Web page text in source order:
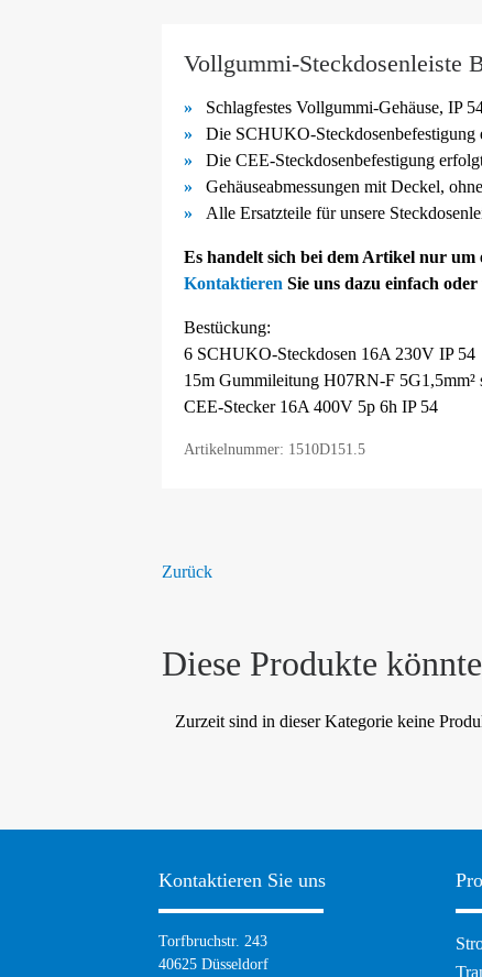
Vollgummi-Steckdosenleiste
Schlagfestes Vollgummi-Gehäuse, IP
Die SCHUKO-
Die CEE-Steckdosenbefestigung
Gehäuseabmessungen mit Deckel,
Alle Ersatzteile für unsere
Es handelt sich bei dem Artikel nur um
Kontaktieren Sie uns dazu einfach
Bestückung:
6 SCHUKO-Steckdosen 16A 230V IP 54
15m Gummileitung H07RN-F 5G1,5mm²
CEE-Stecker 16A 400V 5p 6h IP 54
Artikelnummer: 1510D151.5
Zurück
Diese Produkte
Zurzeit sind in dieser Kategorie keine
Kontaktieren Sie uns
Torfbruchstr. 243
40625 Düsseldorf